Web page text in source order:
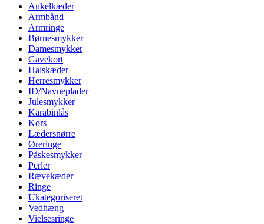
Ankelkæder
Armbånd
Armringe
Børnesmykker
Damesmykker
Gavekort
Halskæder
Herresmykker
ID/Navneplader
Julesmykker
Karabinlås
Kors
Lædersnørre
Øreringe
Påskesmykker
Perler
Rævekæder
Ringe
Ukategoriseret
Vedhæng
Vielsesringe